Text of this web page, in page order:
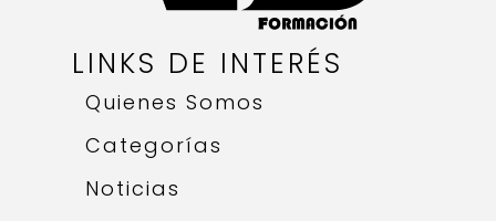
LINKS DE INTERÉS
Quienes Somos
Categorías
Noticias